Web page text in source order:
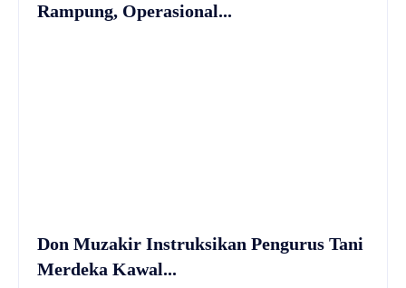
Rampung, Operasional...
Don Muzakir Instruksikan Pengurus Tani
Merdeka Kawal...